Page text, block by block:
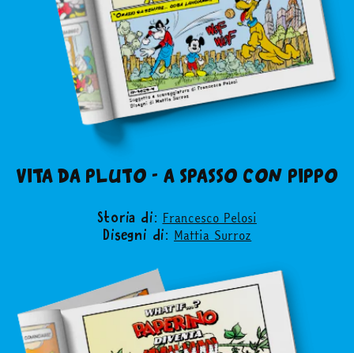
VITA DA PLUTO - A SPASSO CON PIPPO
Storia di: Francesco Pelosi
Disegni di: Mattia Surroz